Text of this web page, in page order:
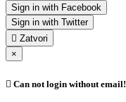
Sign in with Facebook
Sign in with Twitter
 Zatvori
×
 Can not login without email!